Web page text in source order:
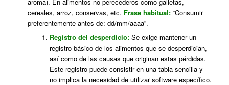
cereales, arroz, conservas, etc. Frase habitual:“Consumir
preferentemente antes de: dd/mm/aaaa”.
Registro del desperdicio:Se exige mantener un
registro básico de los alimentos que se desperdician,
así como de las causas que originan estas pérdidas.
Este registro puede consistir en una tabla sencilla y
no implica la necesidad de utilizar software específico.